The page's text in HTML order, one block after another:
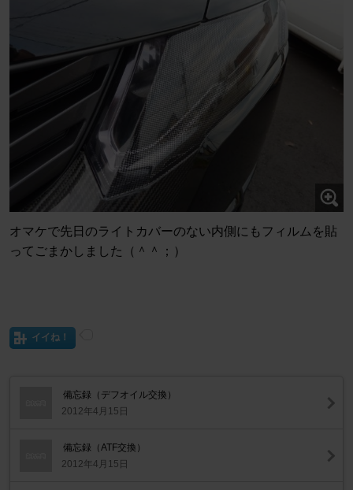
オマケで先日のライトカバーのない内側にもフィルムを貼
ってごまかしました（＾＾；）
イイね！
備忘録（デフオイル交換）
2012年4月15日
備忘録（ATF交換）
2012年4月15日